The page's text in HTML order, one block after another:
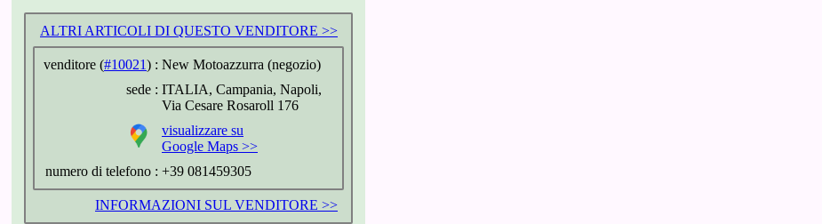
ALTRI ARTICOLI DI QUESTO VENDITORE >>
venditore (#10021) : New Motoazzurra (negozio)
sede : ITALIA, Campania, Napoli,
Via Cesare Rosaroll 176
visualizzare su
Google Maps >>
numero di telefono : +39 081459305
INFORMAZIONI SUL VENDITORE >>